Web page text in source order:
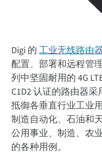
Digi 的工业无线路由
配置、部署和远程管
列中坚固耐用的 4G
C1D2 认证的路由器
抵御各垂直行业工业
制造自动化、石油和
公用事业、制造、农
的各种用例。